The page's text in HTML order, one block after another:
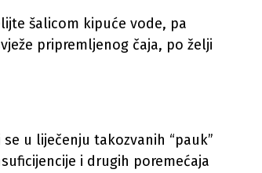
šalicom kipuće vode, pa
pripremljenog čaja, po želji
u liječenju takozvanih “pauk”
i drugih poremećaja